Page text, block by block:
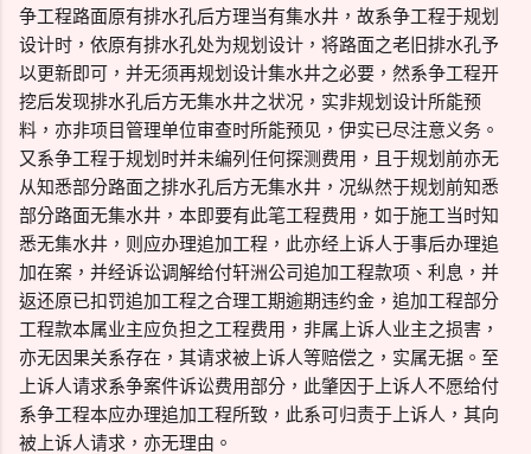
争工程路面原有排水孔后方理当有集水井，故系争工程于规划
设计时，依原有排水孔处为规划设计，将路面之老旧排水孔予
以更新即可，并无须再规划设计集水井之必要，然系争工程开
挖后发现排水孔后方无集水井之状况，实非规划设计所能预
料，亦非项目管理单位审查时所能预见，伊实已尽注意义务。
又系争工程于规划时并未编列任何探测费用，且于规划前亦无
从知悉部分路面之排水孔后方无集水井，况纵然于规划前知悉
部分路面无集水井，本即要有此笔工程费用，如于施工当时知
悉无集水井，则应办理追加工程，此亦经上诉人于事后办理追
加在案，并经诉讼调解给付轩洲公司追加工程款项、利息，并
返还原已扣罚追加工程之合理工期逾期违约金，追加工程部分
工程款本属业主应负担之工程费用，非属上诉人业主之损害，
亦无因果关系存在，其请求被上诉人等赔偿之，实属无据。至
上诉人请求系争案件诉讼费用部分，此肇因于上诉人不愿给付
系争工程本应办理追加工程所致，此系可归责于上诉人，其向
被上诉人请求，亦无理由。